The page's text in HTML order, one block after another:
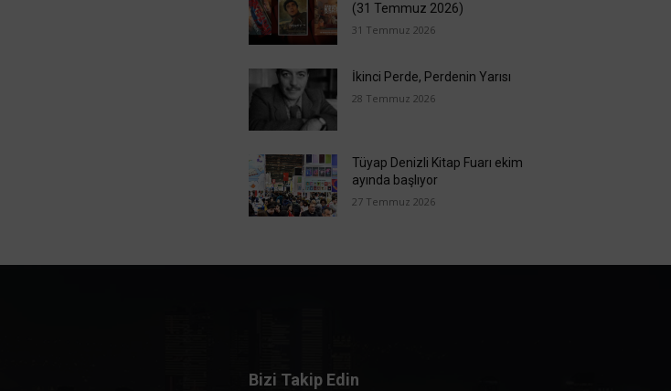
(31 Temmuz 2026)
31 Temmuz 2026
İkinci Perde, Perdenin Yarısı
28 Temmuz 2026
Tüyap Denizli Kitap Fuarı ekim
ayında başlıyor
27 Temmuz 2026
Bizi Takip Edin